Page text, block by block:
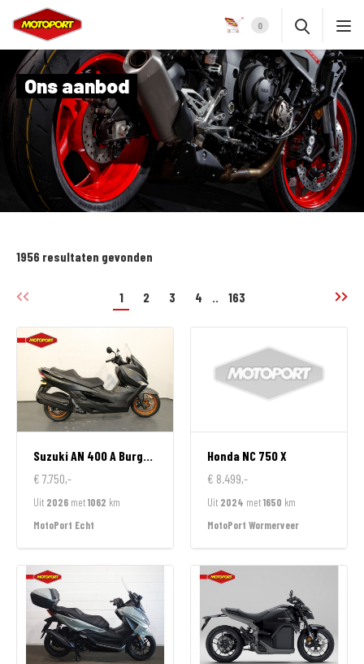
0
Ons aanbod
1956 resultaten gevonden
1 2 3 4 .. 163
SuzukiAN 400 A Burgman
€ 7.750,-
Uit 2026 met1062 km
MotoPort Echt
Honda NC 750 X
€ 8.499,-
Uit 2024 met1650 km
MotoPort Wormerveer